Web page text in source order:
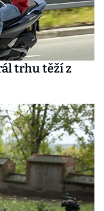
trhu těží z